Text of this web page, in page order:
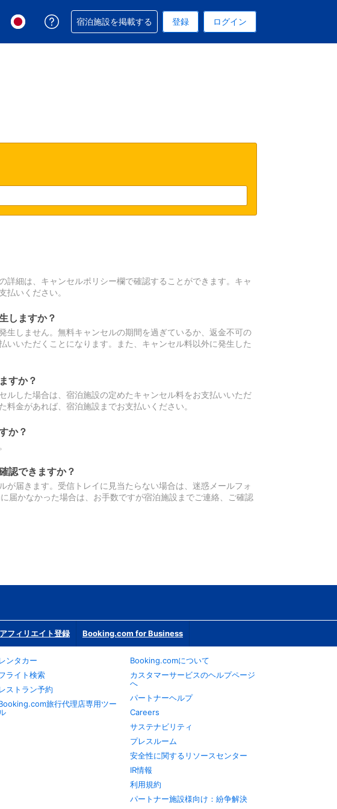
貨を選択. 現在選択中の表示通貨はUSドルです
言語を選択. 現在選択中の言語は日本語です
予約に関するサポートを受けられます
宿泊施設を掲載する 登録 ログイン
詳細は、キャンセルポリシー欄で確認することができます。キャ
払いください。
しますか？
生しません。無料キャンセルの期間を過ぎているか、返金不可の
いただくことになります。また、キャンセル料以外に発生した
すか？
ルした場合は、宿泊施設の定めたキャンセル料をお支払いいただ
金があれば、宿泊施設までお支払いください。
か？
認できますか？
届きます。受信トレイに見当たらない場合は、迷惑メールフォ
届かなかった場合は、お手数ですが宿泊施設までご連絡、ご確認
アフィリエイト登録 Booking.com for Business
レンタカー
ライト検索
レストラン予約
旅行代理店専用ツー
ル
Booking.comについて
カスタマーサービスのヘルプページ
へ
パートナーヘルプ
Careers
サステナビリティ
プレスルーム
安全性に関するリソースセンター
IR情報
利用規約
パートナー施設様向け：紛争解決